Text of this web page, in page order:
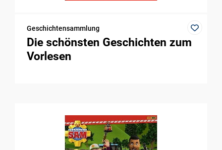
Geschichtensammlung
Die schönsten Geschichten zum
Vorlesen